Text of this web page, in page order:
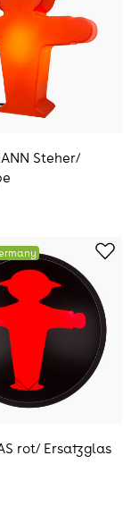
Steher/
rot/ Ersatzglas